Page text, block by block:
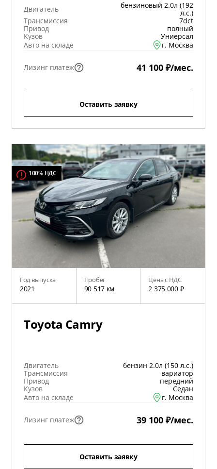
Двигатель
бензиновый 2.0л (192
л.с.)
Трансмиссия
7dct
Привод
полный
Кузов
Униерсал
Авто на складе
г. Москва
Лизинг платеж 41 100 ₽/мес.
Оставить заявку
100% НДС
Год выпуска
2021
Пробег
90 517 км
Цена с НДС
2 375 000 ₽
Toyota Camry
Двигатель
бензин 2.0л (150 л.с.)
Трансмиссия
вариатор
Привод
передний
Кузов
Седан
Авто на складе
г. Москва
Лизинг платеж 39 100 ₽/мес.
Оставить заявку